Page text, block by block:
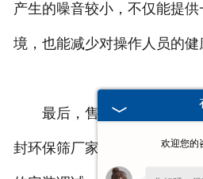
产生的噪音较小，不仅能提
境，也能减少对操作人员的健
最后，售后服务也不能忽
封环保筛厂家通常会提供完善
欢迎您的